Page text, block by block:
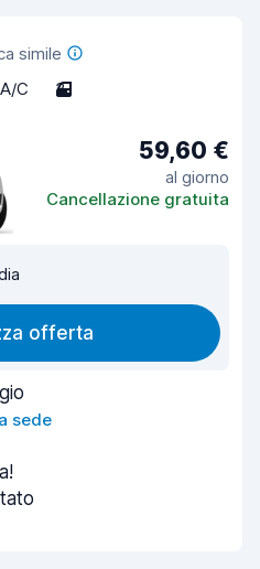
simile
C 3
59,60 €
al giorno
Cancellazione gratuita
offerta
sede